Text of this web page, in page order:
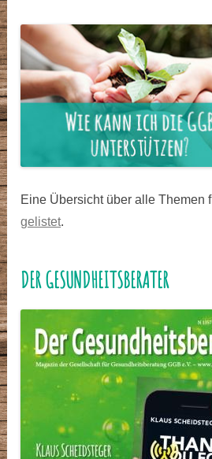
Eine Übersicht über alle Themen
gelistet.
DER GESUNDHEITSBERATER